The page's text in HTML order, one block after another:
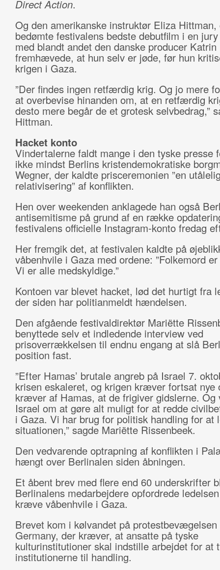
Direct Action.
Og den amerikanske instruktør Eliza Hittman,
bedømte festivalens bedste debutfilm i en
med blandt andet den danske producer Katrin
fremhævede, at hun selv er jøde, før hun
krigen i Gaza.
”Der findes ingen retfærdig krig. Og jo mere
at overbevise hinanden om, at en retfærdig
desto mere begår de et grotesk selvbedrag,”
Hittman.
Hacket konto
Vindertalerne faldt mange i den tyske presse
ikke mindst Berlins kristendemokratiske
Wegner, der kaldte prisceremonien ”en
relativisering” af konflikten.
Hen over weekenden anklagede han også
antisemitisme på grund af en række
festivalens officielle Instagram-konto fredag
Her fremgik det, at festivalen kaldte på
våbenhvile i Gaza med ordene: ”Folkemord
Vi er alle medskyldige.”
Kontoen var blevet hacket, lød det hurtigt fra
der siden har politianmeldt hændelsen.
Den afgående festivaldirektør Mariëtte
benyttede selv et indledende interview ved
prisoverrækkelsen til endnu engang at slå
position fast.
”Efter Hamas’ brutale angreb på Israel 7.
krisen eskaleret, og krigen kræver fortsat nye
kræver af Hamas, at de frigiver gidslerne. Og
Israel om at gøre alt muligt for at redde
i Gaza. Vi har brug for politisk handling for at
situationen,” sagde Mariëtte Rissenbeek.
Den vedvarende optrapning af konflikten i
hængt over Berlinalen siden åbningen.
Et åbent brev med flere end 60 underskrifter
Berlinalens medarbejdere opfordrede
kræve våbenhvile i Gaza.
Brevet kom i kølvandet på
Germany, der kræver, at ansatte på tyske
kulturinstitutioner skal indstille arbejdet for at
institutionerne til handling.